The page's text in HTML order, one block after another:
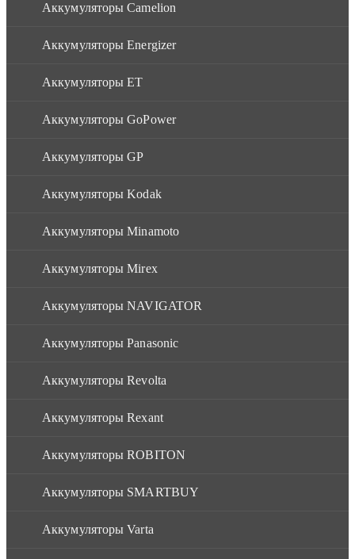
Аккумуляторы Camelion
Аккумуляторы Energizer
Аккумуляторы ET
Аккумуляторы GoPower
Аккумуляторы GP
Аккумуляторы Kodak
Аккумуляторы Minamoto
Аккумуляторы Mirex
Аккумуляторы NAVIGATOR
Аккумуляторы Panasonic
Аккумуляторы Revolta
Аккумуляторы Rexant
Аккумуляторы ROBITON
Аккумуляторы SMARTBUY
Аккумуляторы Varta